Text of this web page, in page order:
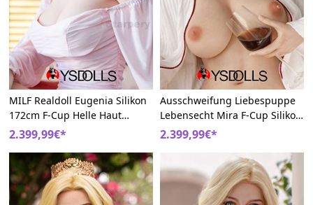
MILF Realdoll Eugenia Silikon
172cm F-Cup Helle Haut
Schöne Vagina Doll
2.399,99€*
Ausschweifung Liebespuppe
Lebensecht Mira F-Cup Silikon
172cm Sexy Sexsklaven Doll
2.399,99€*